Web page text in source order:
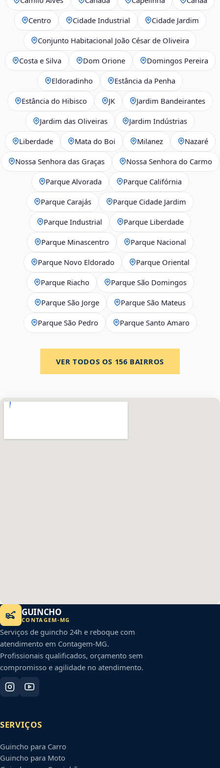
Centro Cidade Industrial Cidade Jardim
Conjunto Habitacional João César de Oliveira
Costa e Silva Dom Orione Domingos Pereira
Eldoradinho Estância da Penha
Estância do Hibisco JK Jardim Bandeirantes
Jardim das Oliveiras Jardim Indústrias
Liberdade Mata do Boi Milanez Nazaré
Nossa Senhora das Graças Nossa Senhora do Carmo
Parque Alvorada Parque Califórnia
Parque Carajás Parque Cidade Jardim
Parque Industrial Parque Liberdade
Parque Minascentro Parque Nacional
Parque Novo Eldorado Parque Oriental
Parque Riacho Parque São Domingos
Parque São Jorge Parque São Mateus
Parque São Pedro Parque Santo Amaro
VER TODOS OS 156 BAIRROS
GUINCHO
CONTAGEM-MG
Serviços de guincho 24h e reboque com
atendimento em Contagem-MG.
Profissionais qualificados, orçamento sem
compromisso e agilidade no atendimento.
SERVIÇOS
Guincho para Carro
Guincho para Moto